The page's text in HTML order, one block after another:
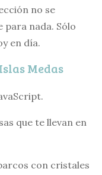
no se
para nada. Sólo
en día.
Medas
que te llevan en
con cristales